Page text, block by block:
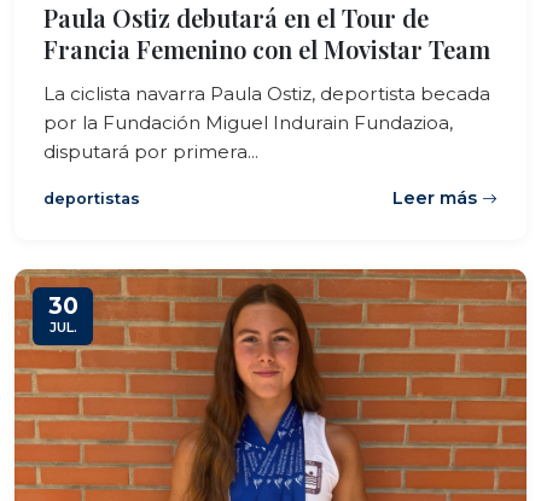
Paula Ostiz debutará en el Tour de
Francia Femenino con el Movistar Team
La ciclista navarra Paula Ostiz, deportista becada
por la Fundación Miguel Indurain Fundazioa,
disputará por primera...
deportistas Leer más
30
JUL.